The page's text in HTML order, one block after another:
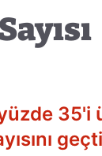
yüzde